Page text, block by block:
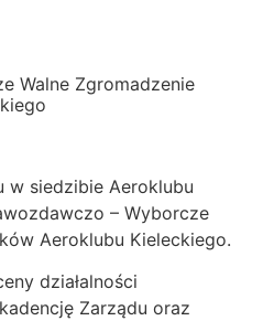
Walne Zgromadzenie
w siedzibie Aeroklubu
– Wyborcze
Aeroklubu Kieleckiego.
działalności
Zarządu oraz